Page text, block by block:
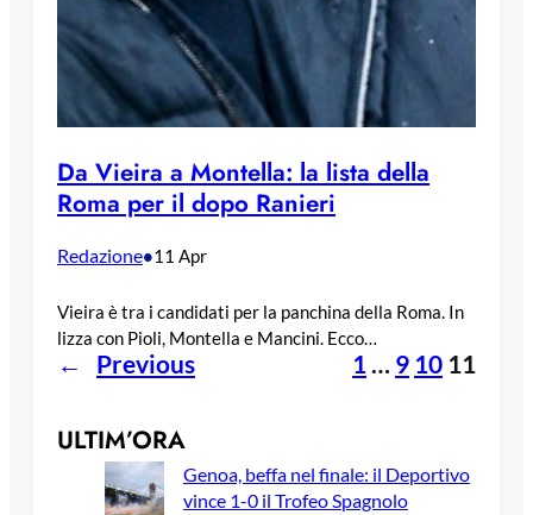
Da Vieira a Montella: la lista della
Roma per il dopo Ranieri
Redazione•11 Apr
Vieira è tra i candidati per la panchina della Roma. In
lizza con Pioli, Montella e Mancini. Ecco…
← Previous 1 … 9 10 11
ULTIM’ORA
Genoa, beffa nel finale: il Deportivo
vince 1-0 il Trofeo Spagnolo